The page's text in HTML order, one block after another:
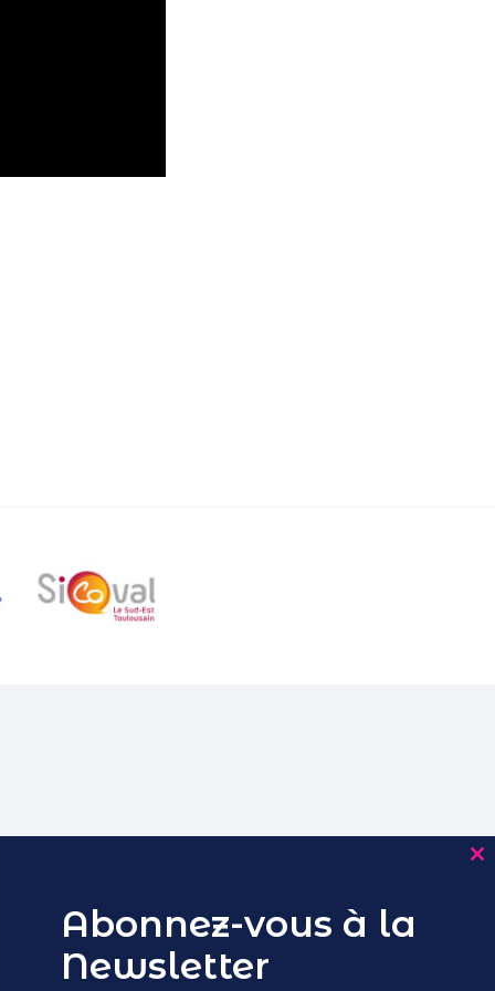
Abonnez-vous à la
Newsletter